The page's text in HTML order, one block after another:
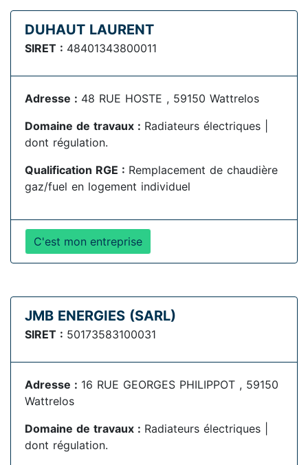
DUHAUT LAURENT
SIRET : 48401343800011
Adresse : 48 RUE HOSTE , 59150 Wattrelos
Domaine de travaux : Radiateurs électriques |
dont régulation.
Qualification RGE : Remplacement de chaudière
gaz/fuel en logement individuel
C'est mon entreprise
JMB ENERGIES (SARL)
SIRET : 50173583100031
Adresse : 16 RUE GEORGES PHILIPPOT , 59150
Wattrelos
Domaine de travaux : Radiateurs électriques |
dont régulation.